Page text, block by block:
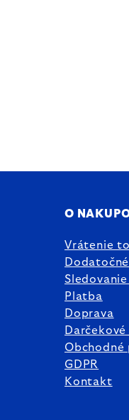
O
Vrátenie
Platba
Doprava
Obchodné
GDPR
Kontakt